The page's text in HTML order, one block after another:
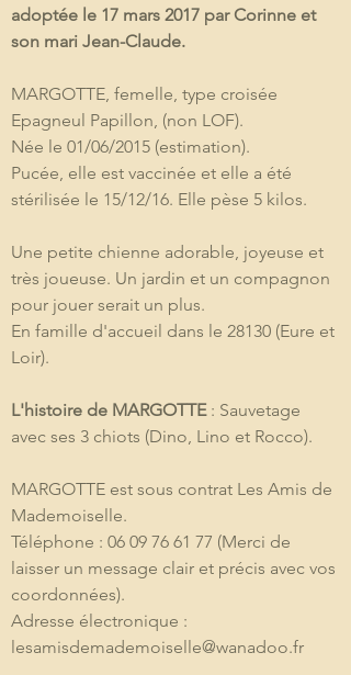
adoptée le 17 mars 2017 par Corinne et
son mari Jean-Claude.
MARGOTTE, femelle, type croisée
Epagneul Papillon, (non LOF).
Née le 01/06/2015 (estimation).
Pucée, elle est vaccinée et elle a été
stérilisée le 15/12/16. Elle pèse 5 kilos.
Une petite chienne adorable, joyeuse et
très joueuse. Un jardin et un compagnon
pour jouer serait un plus.
En famille d'accueil dans le 28130 (Eure et
Loir).
L'histoire de MARGOTTE : Sauvetage
avec ses 3 chiots (Dino, Lino et Rocco).
MARGOTTE est sous contrat Les Amis de
Mademoiselle.
Téléphone : 06 09 76 61 77 (Merci de
laisser un message clair et précis avec vos
coordonnées).
Adresse électronique :
lesamisdemademoiselle@wanadoo.fr